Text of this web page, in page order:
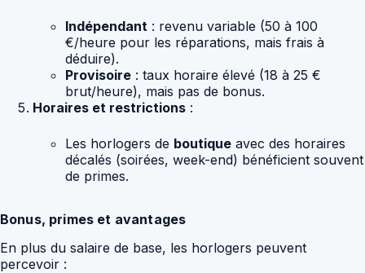
Indépendant : revenu variable (50 à 100
€/heure pour les réparations, mais frais à
déduire).
Provisoire : taux horaire élevé (18 à 25 €
brut/heure), mais pas de bonus.
Horaires et restrictions :
Les horlogers de boutique avec des horaires
décalés (soirées, week-end) bénéficient souvent
de primes.
Bonus, primes et avantages
En plus du salaire de base, les horlogers peuvent
percevoir :